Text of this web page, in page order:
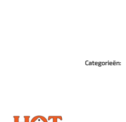
Categorieën: